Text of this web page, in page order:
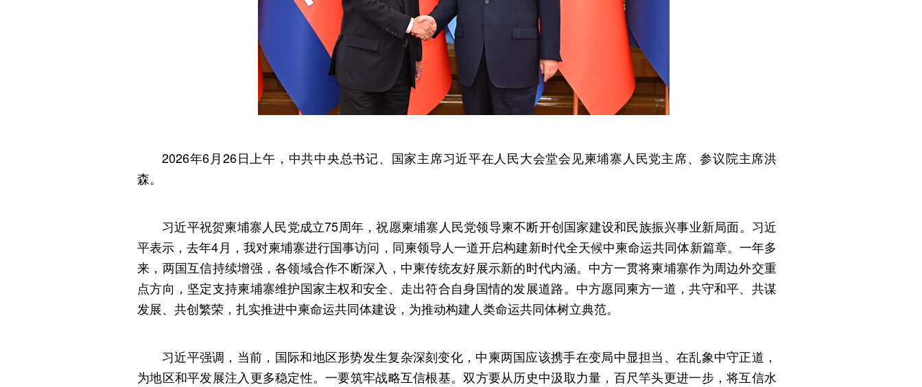
2026年6月26日上午，中共中央总书记、国家主席习近平在人民大会堂会见柬埔寨人民党主席、参议院主席洪
森。
习近平祝贺柬埔寨人民党成立75周年，祝愿柬埔寨人民党领导柬不断开创国家建设和民族振兴事业新局面。习近
平表示，去年4月，我对柬埔寨进行国事访问，同柬领导人一道开启构建新时代全天候中柬命运共同体新篇章。一年多
来，两国互信持续增强，各领域合作不断深入，中柬传统友好展示新的时代内涵。中方一贯将柬埔寨作为周边外交重
点方向，坚定支持柬埔寨维护国家主权和安全、走出符合自身国情的发展道路。中方愿同柬方一道，共守和平、共谋
发展、共创繁荣，扎实推进中柬命运共同体建设，为推动构建人类命运共同体树立典范。
习近平强调，当前，国际和地区形势发生复杂深刻变化，中柬两国应该携手在变局中显担当、在乱象中守正道，
为地区和平发展注入更多稳定性。一要筑牢战略互信根基。双方要从历史中汲取力量，百尺竿头更进一步，将互信水